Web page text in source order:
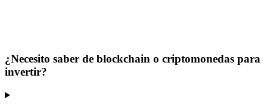
¿Necesito saber de blockchain o criptomonedas para
invertir?